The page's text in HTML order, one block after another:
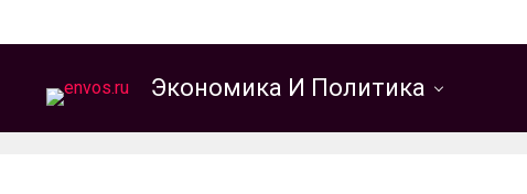
Экономика И Политика